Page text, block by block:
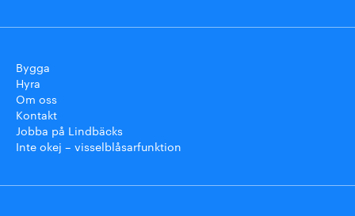
Bygga
Hyra
Om oss
Kontakt
Jobba på Lindbäcks
Inte okej – visselblåsarfunktion